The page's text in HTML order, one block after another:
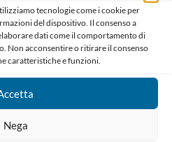
tecnologie come i cookie per
del dispositivo. Il consenso a
dati come il comportamento di
Non acconsentire o ritirare il consenso
caratteristiche e funzioni.
Nega
SOSTEGNO ADS
CPC
SOVRAINDEBITAMENTO